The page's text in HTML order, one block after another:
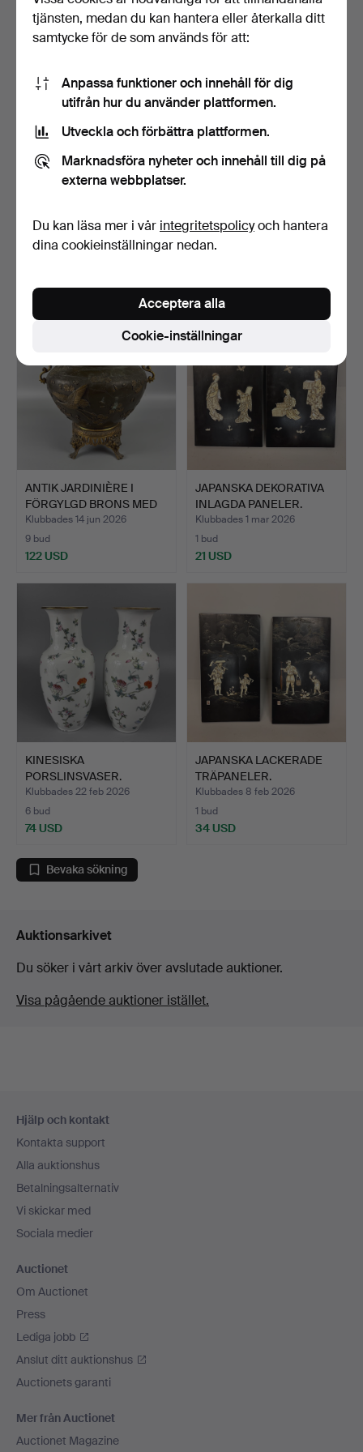
21 USD 27 USD
BRONSBUDDHA.
Klubbades 14 jun 2026
BRONS I FORM AV FÅG…
Klubbades 14 jun 2026
ANTIK JARDINIÈRE I
FÖRGYLGD BRONS MED
FATT…
Klubbades 14 jun 2026
9 bud
122 USD
JAPANSKA DEKORATIVA
INLAGDA PANELER.
Klubbades 1 mar 2026
1 bud
21 USD
KINESISKA
PORSLINSVASER.
Klubbades 22 feb 2026
6 bud
74 USD
JAPANSKA LACKERADE
TRÄPANELER.
Klubbades 8 feb 2026
1 bud
34 USD
Bevaka sökning
Auktionsarkivet
Du söker i vårt arkiv över avslutade auktioner.
Visa pågående auktioner istället.
Hjälp och kontakt
Kontakta support
Alla auktionshus
Betalningsalternativ
Vi skickar med
Sociala medier
Auctionet
Om Auctionet
Press
Lediga jobb
Anslut ditt auktionshus
Auctionets garanti
Mer från Auctionet
Auctionet Magazine
tjänsten, medan du kan hantera eller återkalla ditt
samtycke för de som används för att:
Anpassa funktioner och innehåll för dig
utifrån hur du använder plattformen.
Utveckla och förbättra plattformen.
Marknadsföra nyheter och innehåll till dig på
externa webbplatser.
Du kan läsa mer i vår integritetspolicyoch hantera
dina cookieinställningar nedan.
Cookie-inställningar
Acceptera alla